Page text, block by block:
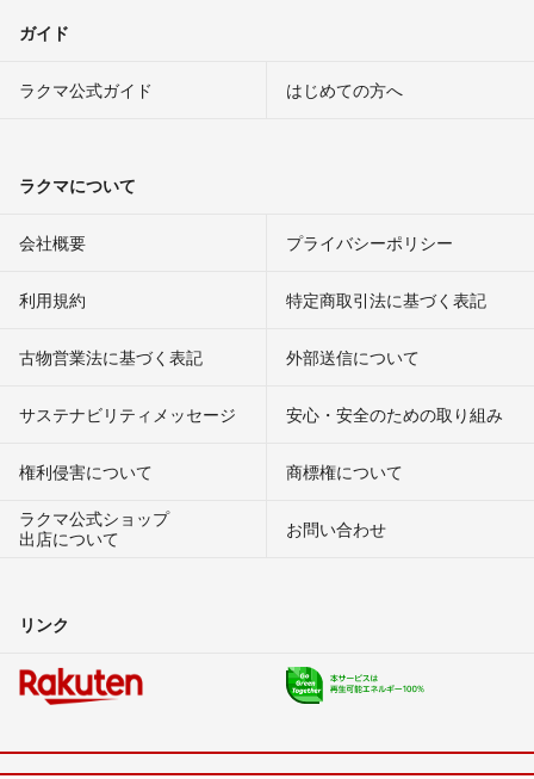
ガイド
ラクマ公式ガイド はじめての方へ
ラクマについて
会社概要 プライバシーポリシー
利用規約 特定商取引法に基づく表記
古物営業法に基づく表記 外部送信について
サステナビリティメッセージ 安心・安全のための取り組み
権利侵害について
商標権について
ラクマ公式ショップ
出店について
お問い合わせ
リンク